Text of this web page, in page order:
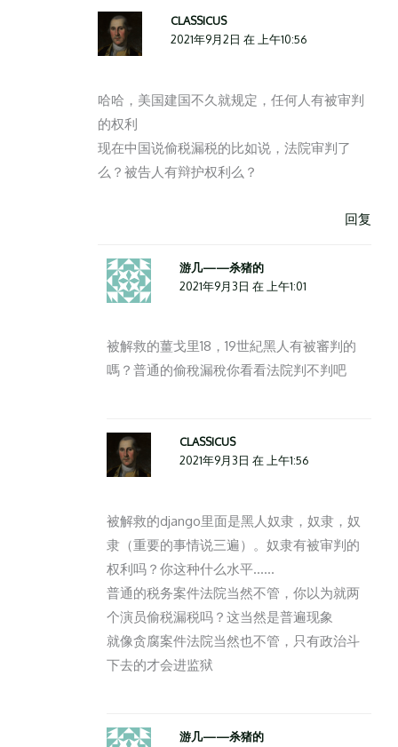
CLASSICUS
2021年9月2日 在 上午10:56
哈哈，美国建国不久就规定，任何人有被审判
的权利
现在中国说偷税漏税的比如说，法院审判了
么？被告人有辩护权利么？
回复
游几——杀猪的
2021年9月3日 在 上午1:01
被解救的薑戈里18，19世紀黑人有被審判的
嗎？普通的偷稅漏稅你看看法院判不判吧
CLASSICUS
2021年9月3日 在 上午1:56
被解救的django里面是黑人奴隶，奴隶，奴
隶（重要的事情说三遍）。奴隶有被审判的
权利吗？你这种什么水平……
普通的税务案件法院当然不管，你以为就两
个演员偷税漏税吗？这当然是普遍现象
就像贪腐案件法院当然也不管，只有政治斗
下去的才会进监狱
游几——杀猪的